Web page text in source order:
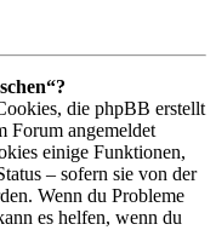
die phpBB erstellt
Forum angemeldet
einige Funktionen,
– sofern sie von der
Wenn du Probleme
es helfen, wenn du